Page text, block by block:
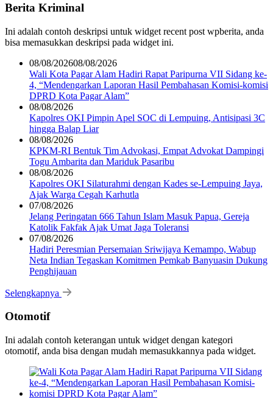
Berita Kriminal
Ini adalah contoh deskripsi untuk widget recent post wpberita, anda
bisa memasukkan deskripsi pada widget ini.
08/08/202608/08/2026
Wali Kota Pagar Alam Hadiri Rapat Paripurna VII Sidang ke-
4, “Mendengarkan Laporan Hasil Pembahasan Komisi-komisi
DPRD Kota Pagar Alam”
08/08/2026
Kapolres OKI Pimpin Apel SOC di Lempuing, Antisipasi 3C
hingga Balap Liar
08/08/2026
KPKM-RI Bentuk Tim Advokasi, Empat Advokat Dampingi
Togu Ambarita dan Mariduk Pasaribu
08/08/2026
Kapolres OKI Silaturahmi dengan Kades se-Lempuing Jaya,
Ajak Warga Cegah Karhutla
07/08/2026
Jelang Peringatan 666 Tahun Islam Masuk Papua, Gereja
Katolik Fakfak Ajak Umat Jaga Toleransi
07/08/2026
Hadiri Peresmian Persemaian Sriwijaya Kemampo, Wabup
Neta Indian Tegaskan Komitmen Pemkab Banyuasin Dukung
Penghijauan
Selengkapnya
Otomotif
Ini adalah contoh keterangan untuk widget dengan kategori
otomotif, anda bisa dengan mudah memasukkannya pada widget.